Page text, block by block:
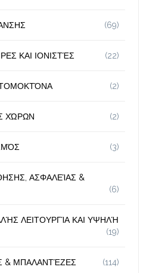
(69)
ΚΑΙ ΙΟΝΙΣΤΈΣ (22)
(2)
ΧΏΡΩΝ (2)
(3)
ΑΣΦΑΛΕΊΑΣ &
(6)
ΛΕΙΤΟΥΡΓΊΑ ΚΑΙ ΥΨΗΛΉ
(19)
& ΜΠΑΛΑΝΤΈΖΕΣ (114)